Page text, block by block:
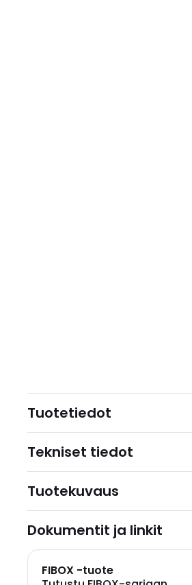
Tuotetiedot
Tekniset tiedot
Tuotekuvaus
Dokumentit ja linkit
FIBOX -tuote